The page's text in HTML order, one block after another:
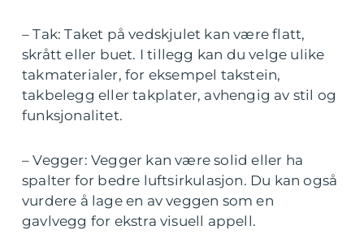
– Tak: Taket på vedskjulet kan være flatt,
skrått eller buet. I tillegg kan du velge ulike
takmaterialer, for eksempel takstein,
takbelegg eller takplater, avhengig av stil og
funksjonalitet.
– Vegger: Vegger kan være solid eller ha
spalter for bedre luftsirkulasjon. Du kan også
vurdere å lage en av veggen som en
gavlvegg for ekstra visuell appell.